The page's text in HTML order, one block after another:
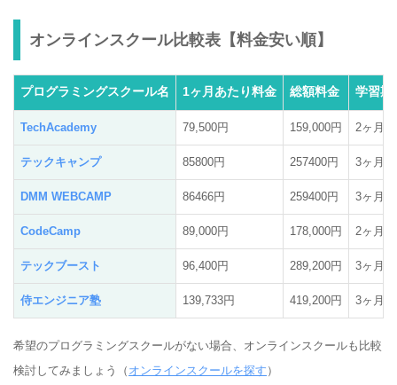
オンラインスクール比較表【料金安い順】
プログラミングスクール名 1ヶ月あたり料金 総額料金 学習期
TechAcademy 79,500円 159,000円 2ヶ月
テックキャンプ 85800円 257400円 3ヶ月
DMM WEBCAMP 86466円 259400円 3ヶ月
CodeCamp 89,000円 178,000円 2ヶ月
テックブースト 96,400円 289,200円 3ヶ月
侍エンジニア塾 139,733円 419,200円 3ヶ月
希望のプログラミングスクールがない場合、オンラインスクールも比較
検討してみましょう（ オンラインスクールを探す ）